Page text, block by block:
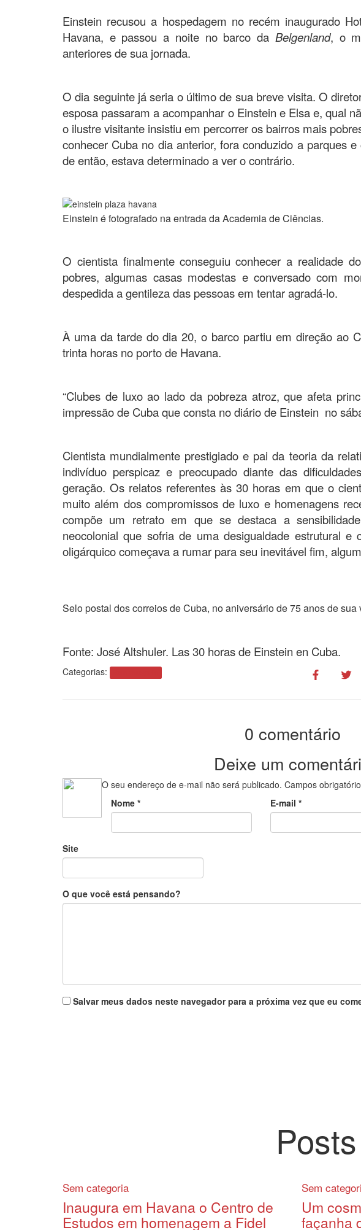
Einstein recusou a hospedagem no recém inaugurado
Havana, e passou a noite no barco da Belgenland, o
anteriores de sua jornada.
O dia seguinte já seria o último de sua breve visita. O
esposa passaram a acompanhar o Einstein e Elsa e, qual
o ilustre visitante insistiu em percorrer os bairros mais
conhecer Cuba no dia anterior, fora conduzido a parques
de então, estava determinado a ver o contrário.
Einstein é fotografado na entrada da Academia de Ciências.
O cientista finalmente conseguiu conhecer a realidade
pobres, algumas casas modestas e conversado com
despedida a gentileza das pessoas em tentar agradá-lo.
À uma da tarde do dia 20, o barco partiu em direção ao
trinta horas no porto de Havana.
“Clubes de luxo ao lado da pobreza atroz, que afeta
impressão de Cuba que consta no diário de Einstein no
Cientista mundialmente prestigiado e pai da teoria da
indivíduo perspicaz e preocupado diante das
geração.Os relatos referentes às 30 horas em que o
muito além dos compromissos de luxo e homenagens
compõe um retrato em que se destaca a
neocolonial que sofria de uma desigualdade estrutural e
oligárquico começava a rumar para seu inevitável fim,
Selo postal dos correios de Cuba, no aniversário de 75 anos de sua
Fonte: José Altshuler. Las 30 horas de Einstein en Cuba.
Categorias:
0 comentário
Deixe um
O seu endereço de e-mail não será publicado. Campos
Nome * E-mail *
Site
O que você está pensando?
Salvar meus dados neste navegador para a próxima vez que eu
Sem categoria
Inaugura em Havana o Centro de
Estudos em homenagem a Fidel
Sem
Um
façanha